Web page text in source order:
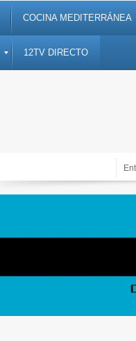
COCINA MEDITERRÁNEA
12TV DIRECTO
Noticias, debates,